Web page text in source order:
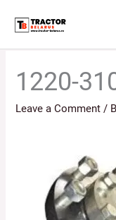
content
1220-
Leave a Comment /